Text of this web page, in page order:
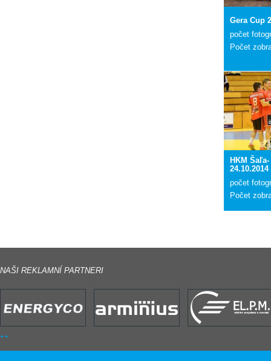
Gera Cup
počet
Počet
HKM
24.10.2014
počet
Počet
NAŠI REKLAMNÍ PARTNERI